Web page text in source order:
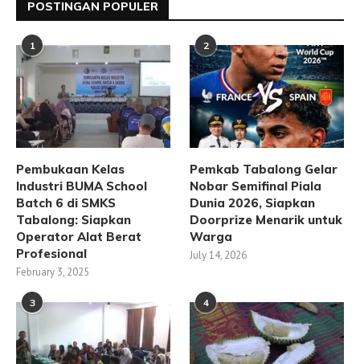
POSTINGAN POPULER
1
Pembukaan Kelas
Industri BUMA School
Batch 6 di SMKS
Tabalong: Siapkan
Operator Alat Berat
Profesional
February 3, 2025
2
Pemkab Tabalong Gelar
Nobar Semifinal Piala
Dunia 2026, Siapkan
Doorprize Menarik untuk
Warga
July 14, 2026
3 4